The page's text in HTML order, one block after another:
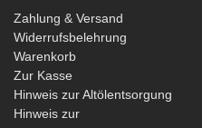
Zahlung & Versand
Widerrufsbelehrung
Warenkorb
Zur Kasse
Hinweis zur Altölentsorgung
Hinweis zur